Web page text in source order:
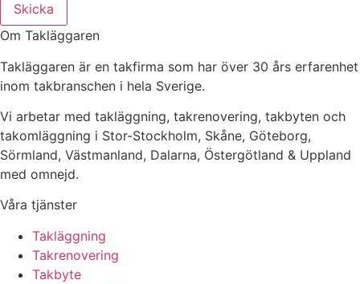
Skicka
Om Takläggaren
Takläggaren är en takfirma som har över 30 års erfarenhet
inom takbranschen i hela Sverige.
Vi arbetar med takläggning, takrenovering, takbyten och
takomläggning i Stor-Stockholm, Skåne, Göteborg,
Sörmland, Västmanland, Dalarna, Östergötland & Uppland
med omnejd.
Våra tjänster
Takläggning
Takrenovering
Takbyte